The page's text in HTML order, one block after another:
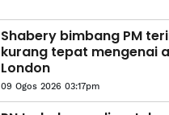
Shabery bimbang PM
kurang tepat mengenai
London
09 Ogos 2026 03:17pm